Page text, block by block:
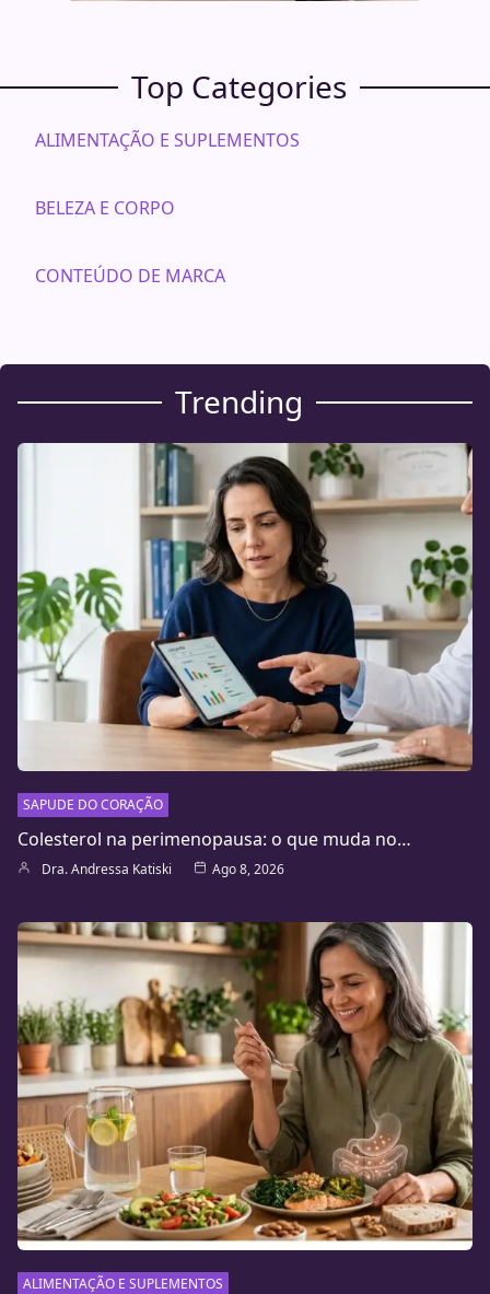
Top Categories
ALIMENTAÇÃO E SUPLEMENTOS
BELEZA E CORPO
CONTEÚDO DE MARCA
Trending
SAPUDE DO CORAÇÃO
Colesterol na perimenopausa: o que muda no…
Dra. Andressa Katiski Ago 8, 2026
ALIMENTAÇÃO E SUPLEMENTOS